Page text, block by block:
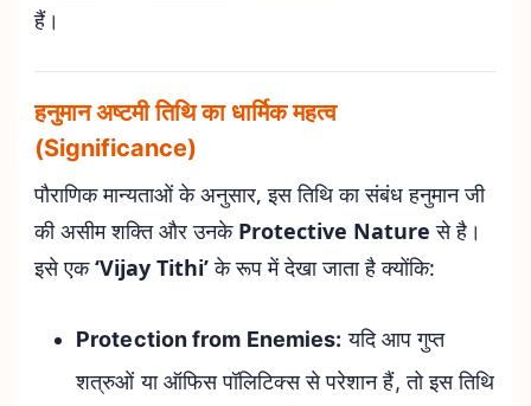
हैं।
हनुमान अष्टमी तिथि का धार्मिक महत्व
(Significance)
पौराणिक मान्यताओं के अनुसार, इस तिथि का संबंध हनुमान जी
की असीम शक्ति और उनके Protective Nature से है।
इसे एक‘Vijay Tithi’के रूप में देखा जाता है क्योंकि:
Protection from Enemies: यदि आप गुप्त
शत्रुओं या ऑफिस पॉलिटिक्स से परेशान हैं, तो इस तिथि